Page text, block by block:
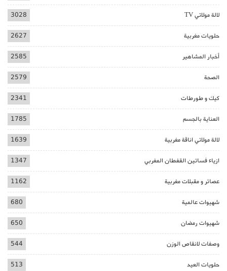
لالة مولاتي TV 3028
حلويات مغربية 2627
أخبار المشاهير 2585
الصحة 2579
كيك و طورطات 2341
العناية بالجسم 1785
لالة مولاتي اناقة مغربية 1639
ازياء فساتين القفطان المغربي 1347
عصائر و مقبلات مغربية 1162
شهيوات عالمية 680
شهيوات رمضان 650
وصفات لانقاص الوزن 544
حلويات العيد 513